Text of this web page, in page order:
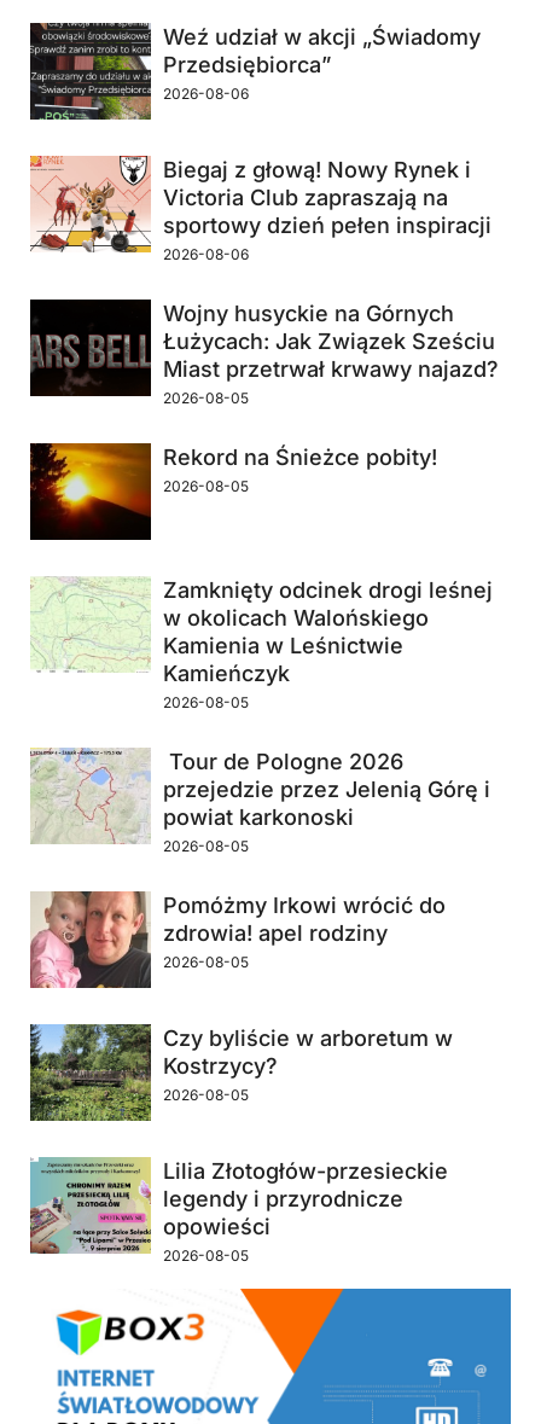
Weź udział w akcji „Świadomy
Przedsiębiorca”
2026-08-06
Biegaj z głową! Nowy Rynek i
Victoria Club zapraszają na
sportowy dzień pełen inspiracji
2026-08-06
Wojny husyckie na Górnych
Łużycach: Jak Związek Sześciu
Miast przetrwał krwawy najazd?
2026-08-05
Rekord na Śnieżce pobity!
2026-08-05
Zamknięty odcinek drogi leśnej
w okolicach Walońskiego
Kamienia w Leśnictwie
Kamieńczyk
2026-08-05
Tour de Pologne 2026
przejedzie przez Jelenią Górę i
powiat karkonoski
2026-08-05
Pomóżmy Irkowi wrócić do
zdrowia! apel rodziny
2026-08-05
Czy byliście w arboretum w
Kostrzycy?
2026-08-05
Lilia Złotogłów-przesieckie
legendy i przyrodnicze
opowieści
2026-08-05